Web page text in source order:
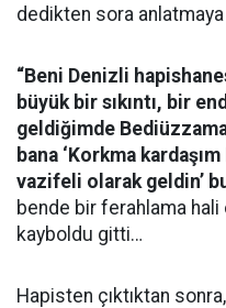
dedikten sora anlatmaya
“Beni Denizli
büyük bir sıkıntı, bir
geldiğimde
bana ‘Korkma
vazifeli olarak geldin’
bende bir ferahlama
kayboldu gitti…
Hapisten çıktıktan